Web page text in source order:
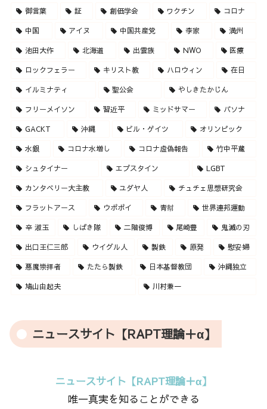
御言葉 証 創価学会 ワクチン コロナ
中国 アイヌ 中国共産党 李家 満州
池田大作 北海道 出雲族 NWO 医療
ロックフェラー キリスト教 ハロウィン 在日
イルミナティ 聖公会 やしきたかじん
フリーメイソン 習近平 ミッドサマー パソナ
GACKT 沖縄 ビル・ゲイツ オリンピック
水銀 コロナ水増し コロナ虚偽報告 竹中平蔵
シュタイナー エプスタイン LGBT
カンタベリー大主教 ユダヤ人 チュチェ思想研究会
フラットアース ウポポイ 青幇 世界連邦運動
辛 淑玉 しばき隊 二階俊博 尾崎豊 鬼滅の刃
出口王仁三郎 ウイグル人 製鉄 原発 慰安婦
悪魔崇拝者 たたら製鉄 日本基督教団 沖縄独立
鳩山由起夫 川村兼一
ニュースサイト【RAPT理論＋α】
ニュースサイト【RAPT理論＋α】
唯一真実を知ることができる